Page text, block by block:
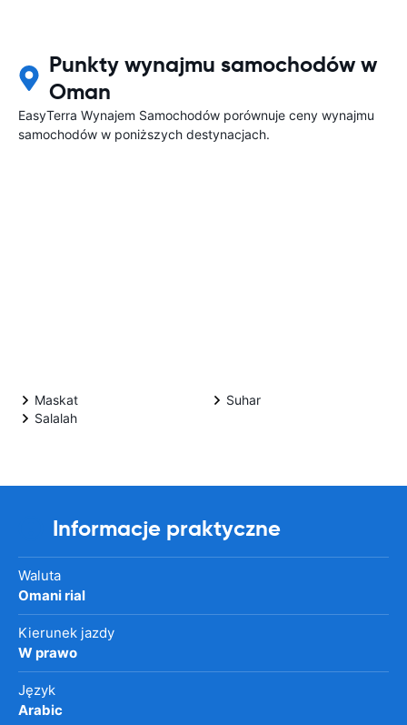
Punkty wynajmu samochodów w
Oman
EasyTerra Wynajem Samochodów porównuje ceny wynajmu
samochodów w poniższych destynacjach.
Maskat
Salalah
Suhar
Informacje praktyczne
Waluta
Omani rial
Kierunek jazdy
W prawo
Język
Arabic